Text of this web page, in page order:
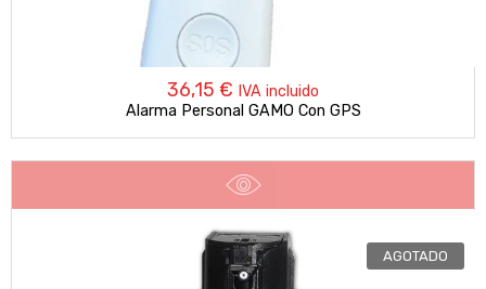
36,15 € IVA incluido
Alarma Personal GAMO Con GPS
AGOTADO